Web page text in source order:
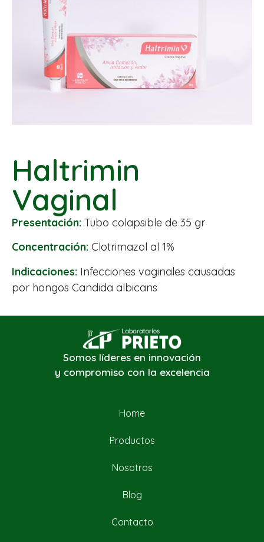
Haltrimin
Vaginal
Presentación: Tubo colapsible de 35 gr
Concentración: Clotrimazol al 1%
Indicaciones: Infecciones vaginales causadas
por hongos Candida albicans
Somos líderes en innovación
y compromiso con la excelencia
Home
Productos
Nosotros
Blog
Contacto